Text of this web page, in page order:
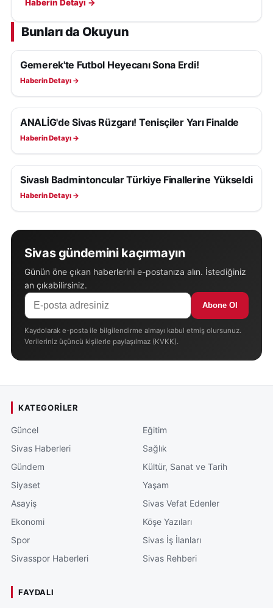
Haberin Detayı →
Bunları da Okuyun
SPOR
Gemerek'te Futbol Heyecanı Sona Erdi!
Haberin Detayı →
SPOR
ANALİG'de Sivas Rüzgarı! Tenisçiler Yarı Finalde
Haberin Detayı →
SPOR
Sivaslı Badmintoncular Türkiye Finallerine Yükseldi
Haberin Detayı →
Sivas gündemini kaçırmayın
Günün öne çıkan haberlerini e-postanıza alın. İstediğiniz
an çıkabilirsiniz.
Abone Ol
Kaydolarak e-posta ile bilgilendirme almayı kabul etmiş olursunuz.
Verileriniz üçüncü kişilerle paylaşılmaz (KVKK).
KATEGORILER
Güncel
Sivas Haberleri
Gündem
Siyaset
Asayiş
Ekonomi
Spor
Sivasspor Haberleri
Eğitim
Sağlık
Kültür, Sanat ve Tarih
Yaşam
Sivas Vefat Edenler
Köşe Yazıları
Sivas İş İlanları
Sivas Rehberi
FAYDALI